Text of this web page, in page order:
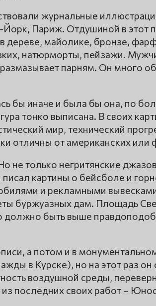
журнальные
Париж. Отдушиной в этот
дереве, майолике, бронзе,
натюрморты, пейзажи.
парням. Он много
бы иначе и была бы она, по
тонко выписана. В своих
мир, технический
отличны от американских или
не только негритянские
писал картины о бейсболе и
и рекламными
буржуазных дам. Площадь
должно быть выше
а потом и в
в Курске), но на этот раз
воздушной среды,
последних своих работ –